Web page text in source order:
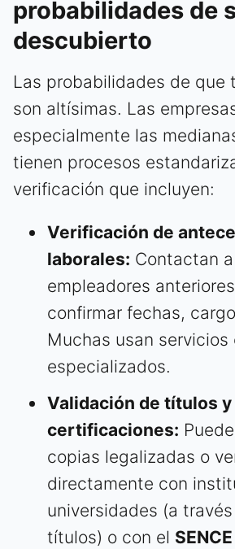
probabilidades de
descubierto
Las probabilidades de que
son altísimas. Las
especialmente las
tienen procesos
verificación que incluyen:
Verificación de
laborales: Contactan
empleadores
confirmar fechas,
Muchas usan servicios
especializados.
Validación de títulos y
certificaciones:
copias legalizadas o
directamente con
universidades (a
títulos) o con el SENCE